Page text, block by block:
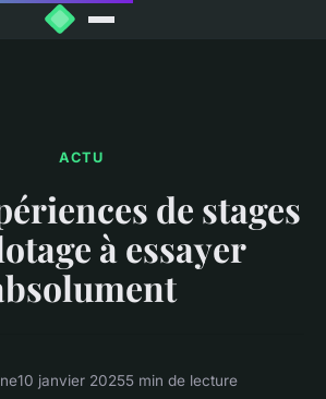
ACTU
de stages
à essayer
10 janvier 20255 min de lecture